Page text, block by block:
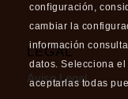
LEGAL
Aviso Legal
configuración,
cambiar la
información
datos. Selecciona
aceptarlas todas